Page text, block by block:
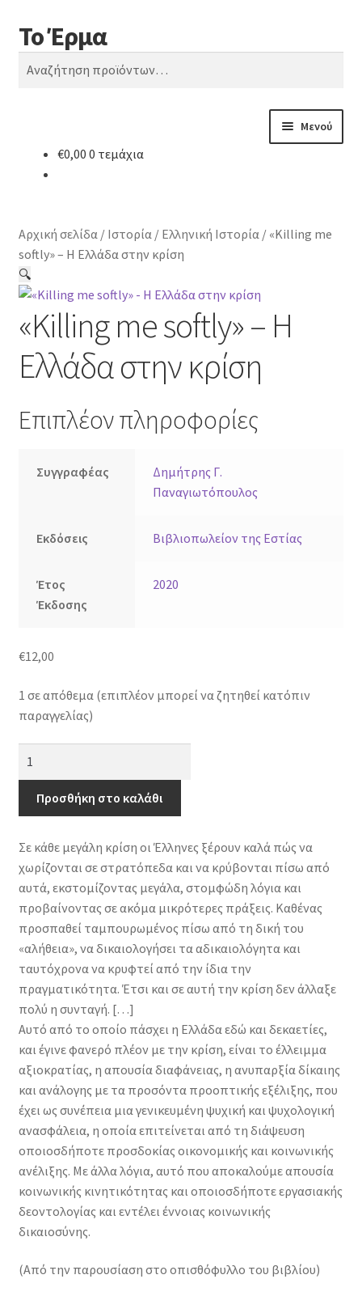
Απευθείας
μετάβαση
στην
Μετάβαση
σε
περιεχόμενο
Το Έρμα
Αναζήτηση
Αναζήτηση
Μενού
Κατηγορίες Βιβλίων
Συχνές Ερωτήσεις
Επικοινωνία
€0,00 0 τεμάχια
Αρχική σελίδα/ Ιστορία/ Ελληνική Ιστορία/ «Killing me
softly» – Η Ελλάδα στην κρίση
🔍
«Killing me softly» – Η
Ελλάδα στην κρίση
Επιπλέον πληροφορίες
Συγγραφέας
Δημήτρης Γ.
Παναγιωτόπουλος
Εκδόσεις Βιβλιοπωλείον της Εστίας
Έτος
Έκδοσης
2020
€12,00
1 σε απόθεμα (επιπλέον μπορεί να ζητηθεί κατόπιν
παραγγελίας)
softly»
-
Ελλάδα
στην
κρίση
ποσότητα
Προσθήκη στο καλάθι
Σε κάθε μεγάλη κρίση οι Έλληνες ξέρουν καλά πώς να
χωρίζονται σε στρατόπεδα και να κρύβονται πίσω από
αυτά, εκστομίζοντας μεγάλα, στομφώδη λόγια και
προβαίνοντας σε ακόμα μικρότερες πράξεις. Καθένας
προσπαθεί ταμπουρωμένος πίσω από τη δική του
«αλήθεια», να δικαιολογήσει τα αδικαιολόγητα και
ταυτόχρονα να κρυφτεί από την ίδια την
πραγματικότητα. Έτσι και σε αυτή την κρίση δεν άλλαξε
πολύ η συνταγή. […]
Αυτό από το οποίο πάσχει η Ελλάδα εδώ και δεκαετίες,
και έγινε φανερό πλέον με την κρίση, είναι το έλλειμμα
αξιοκρατίας, η απουσία διαφάνειας, η ανυπαρξία δίκαιης
και ανάλογης με τα προσόντα προοπτικής εξέλιξης, που
έχει ως συνέπεια μια γενικευμένη ψυχική και ψυχολογική
ανασφάλεια, η οποία επιτείνεται από τη διάψευση
οποιοσδήποτε προσδοκίας οικονομικής και κοινωνικής
ανέλιξης. Με άλλα λόγια, αυτό που αποκαλούμε απουσία
κοινωνικής κινητικότητας και οποιοσδήποτε εργασιακής
δεοντολογίας και εντέλει έννοιας κοινωνικής
δικαιοσύνης.
(Από την παρουσίαση στο οπισθόφυλλο του βιβλίου)